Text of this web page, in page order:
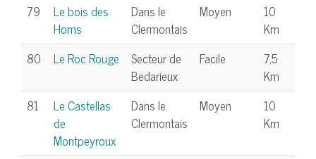
79
Le bois des
Homs
Dans le
Clermontais
Moyen
10
Km
80
Le Roc Rouge
Secteur de
Bedarieux
Facile
7,5
Km
81
Le Castellas
de
Montpeyroux
Dans le
Clermontais
Moyen
10
Km